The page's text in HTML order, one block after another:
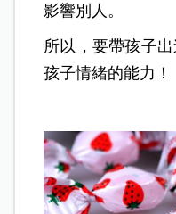
影響別人。
所以，要帶孩子
孩子情緒的能力！